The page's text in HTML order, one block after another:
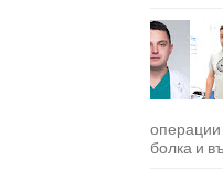
операции
болка и